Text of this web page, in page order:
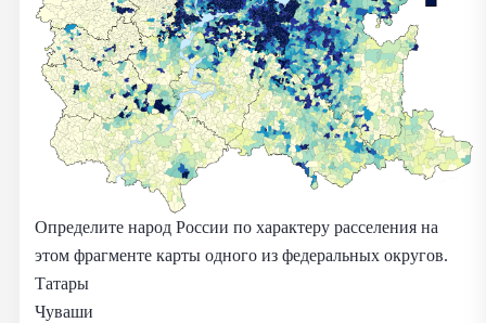
Определите народ России по характеру расселения на
этом фрагменте карты одного из федеральных округов.
Татары
Чуваши